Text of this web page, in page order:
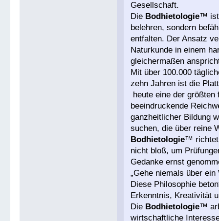
Gesellschaft.
Die Bodhietologie™ ist
belehren, sondern
entfalten. Der Ansatz
Naturkunde in einem
gleichermaßen
Mit über 100.000
zehn Jahren ist die
heute eine der
beeindruckende
ganzheitlicher Bildung
suchen, die über reine
Bodhietologie™ richtet
nicht bloß, um
Gedanke ernst
„Gehe niemals über
Diese Philosophie
Erkenntnis, Kreativität
Die Bodhietologie™
wirtschaftliche